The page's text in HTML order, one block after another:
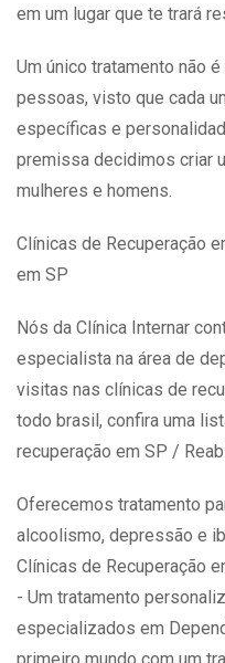
em um lugar que te trará
Um único tratamento não
pessoas, visto que cada
específicas e
premissa decidimos criar
mulheres e homens.
Clínicas de Recuperação
em SP
Nós da Clínica Internar
especialista na área de
visitas nas clínicas de
todo brasil, confira uma
recuperação em SP /
Oferecemos tratamento
alcoolismo, depressão e
Clínicas de Recuperação
- Um tratamento
especializados em